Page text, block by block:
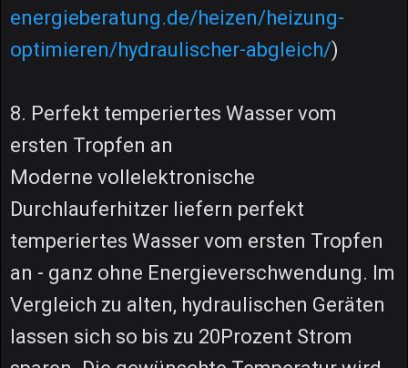
energieberatung.de/heizen/heizung-
optimieren/hydraulischer-abgleich/)
8. Perfekt temperiertes Wasser vom
ersten Tropfen an
Moderne vollelektronische
Durchlauferhitzer liefern perfekt
temperiertes Wasser vom ersten Tropfen
an - ganz ohne Energieverschwendung. Im
Vergleich zu alten, hydraulischen Geräten
lassen sich so bis zu 20Prozent Strom